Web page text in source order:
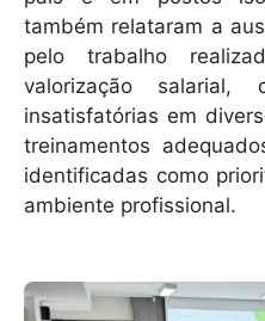
também relataram a
pelo trabalho
valorização salarial,
insatisfatórias em
treinamentos
identificadas como
ambiente profissional.